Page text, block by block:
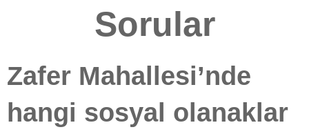
Sorular
Zafer Mahallesi’nde
hangi sosyal olanaklar